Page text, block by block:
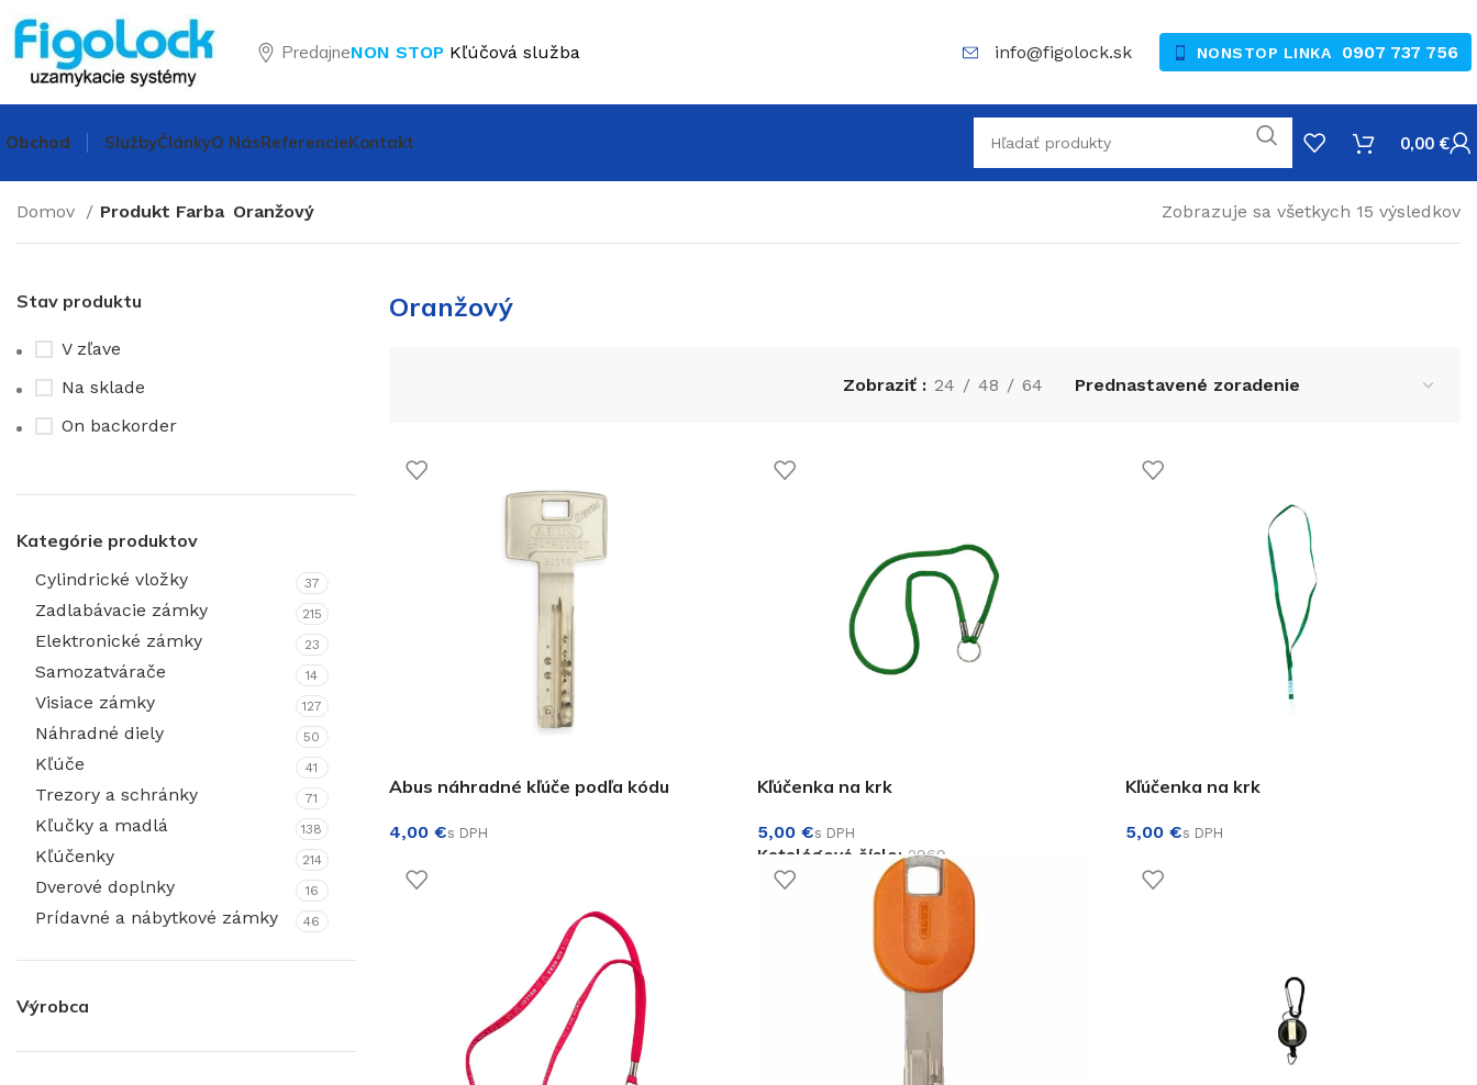
PredajneNON STOP Kľúčová služba info@figolock.sk NONSTOP LINKA 0907 737 756
Obchod SlužbyČlánkyO NásReferencieKontakt 0,00 €
Domov Produkt Farba Oranžový Zobrazuje sa všetkych 15 výsledkov
Stav produktu
V zľave
Na sklade
On backorder
Kategórie produktov
Cylindrické vložky 37
Zadlabávacie zámky 215
Elektronické zámky 23
Samozatvárače 14
Visiace zámky 127
Náhradné diely 50
Kľúče 41
Trezory a schránky 71
Kľučky a madlá 138
Kľúčenky 214
Dverové doplnky 16
Prídavné a nábytkové zámky 46
Výrobca
Oranžový
Zobraziť 24 48 64
Abus náhradné kľúče podľa kódu
€
Kľúčenka na krk
€
Katalógové číslo:2969
Kľúčenka na krk
€